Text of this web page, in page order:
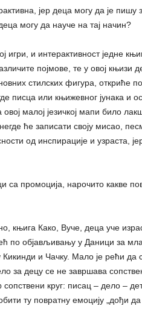
јер деца могу да је
могу да науче на тај начин?
игри, и интерактивност једне
појмове, те у овој
стилских фигура, откриће
писца или књижевног јунака и
малој језичкој мапи било
ће записати своју мисао,
од инспирације и узраста,
са промоција, нарочито какве
књига Како, Вуче, деца уче
по објављивању у Даници за
Кикинди и Чачку. Мало је рећи
за децу се не завршава
круг: писац – дело –
ту повратну емоцију „дођи